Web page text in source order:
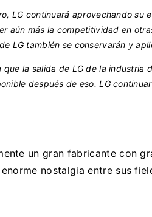
LG continuará aprovechando su
aún más la competitividad en
LG también se conservarán y
que la salida de LG de la industria
después de eso. LG
un gran fabricante con
nostalgia entre sus